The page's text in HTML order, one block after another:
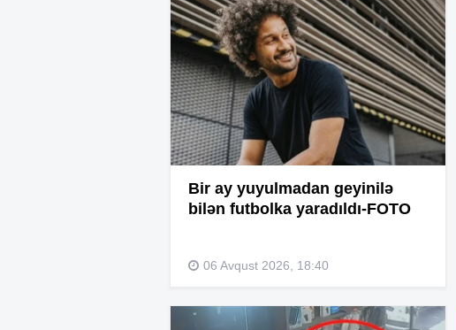
Bir ay yuyulmadan geyinilə
bilən futbolka yaradıldı-FOTO
06 Avqust 2026, 18:40